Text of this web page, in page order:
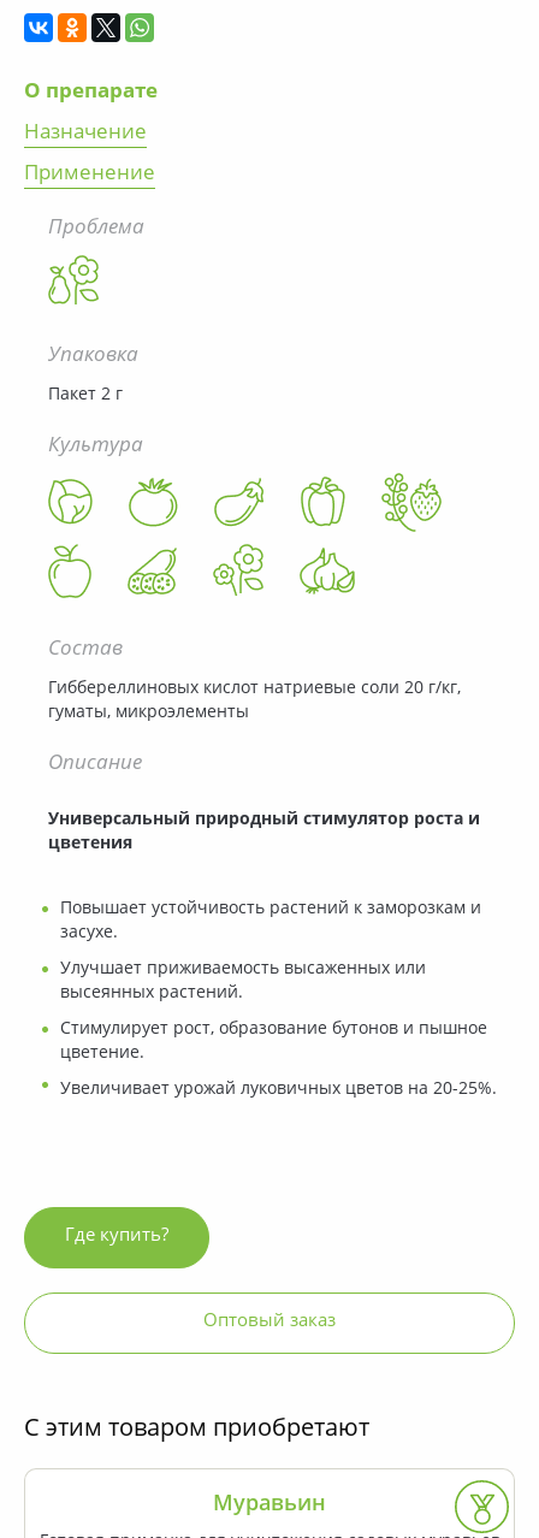
О препарате
Назначение
Применение
Проблема
Упаковка
Пакет 2 г
Культура
Состав
Гиббереллиновых кислот натриевые соли 20 г/кг,
гуматы, микроэлементы
Описание
Универсальный природный стимулятор роста и
цветения
Повышает устойчивость растений к заморозкам и
засухе.
Улучшает приживаемость высаженных или
высеянных растений.
Стимулирует рост, образование бутонов и пышное
цветение.
Увеличивает урожай луковичных цветов на 20-25%.
Где купить?
Оптовый заказ
С этим товаром приобретают
Муравьин
Пакет 100 / 200 г